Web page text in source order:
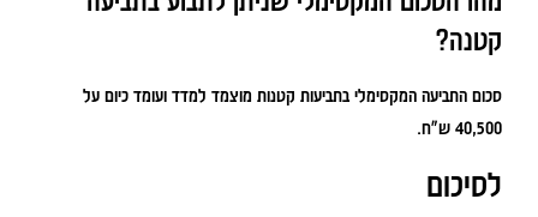
קטנה?
סכום התביעה המקסימלי בתביעות קטנות מוצמד למדד ועומד כיום על
40,500 ש"ח.
לסיכום